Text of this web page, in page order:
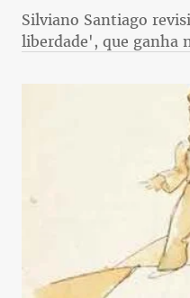
Silviano Santiago
liberdade', que ganha